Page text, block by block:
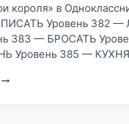
короля» в
Уровень 382
383 — БРОСАТЬ
Уровень 385 — КУХНЯ
ОТВЕТ